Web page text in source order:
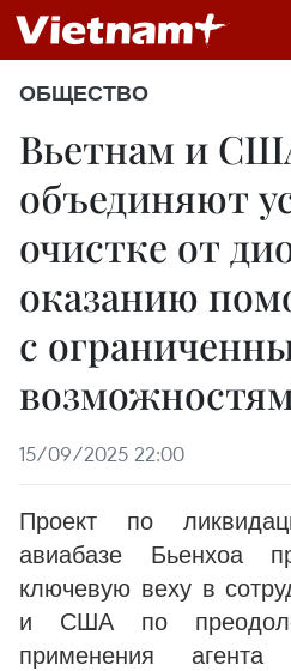
ОБЩЕСТВО
Вьетнам и
объединяют
очистке от
оказанию
с
15/09/2025 22:00
Проект по
авиабазе Бьенхоа
ключевую веху в
и США по
применения агента